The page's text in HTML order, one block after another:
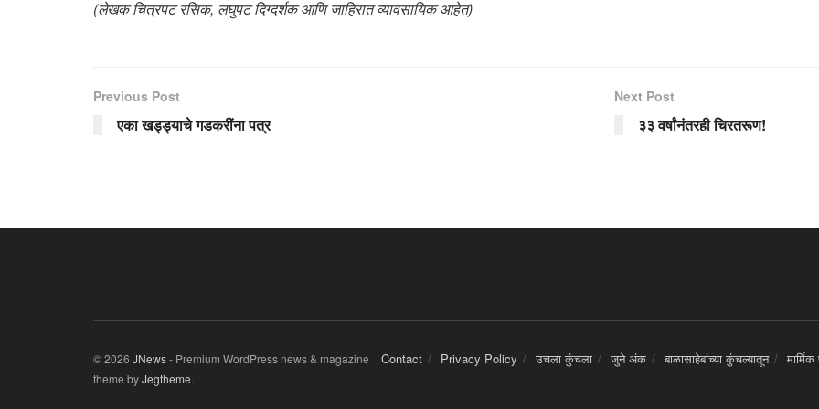
(लेखक चित्रपट रसिक, लघुपट दिग्दर्शक आणि जाहिरात व्यावसायिक आहेत)
Previous Post
एका खड्ड्याचे गडकरींना पत्र
Next Post
३३ वर्षांनंतरही चिरतरूण!
Contact Privacy Policy उचला कुंचला जुने अंक बाळासाहेबांच्या कुंचल्यातून मार्मिक
© 2026 JNews- Premium WordPress news & magazine
theme byJegtheme.